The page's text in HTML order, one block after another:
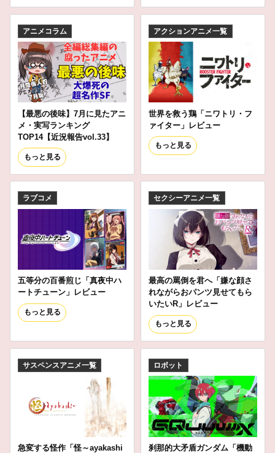
アニメコラム
【最悪の後味】7月に見たアニ
メ・実写ランキング
TOP14【近況報告vol.33】
もっと見る
アクションアニメ一覧
世界を救う鶏「ニワトリ・フ
ァイター」レビュー
もっと見る
ラブコメ
五等分の百番煎じ「真夜中ハ
ートチューン」レビュー
もっと見る
セクシーアニメ一覧
最高の罵倒を君へ「嫌な顔さ
れながらおパンツ見せてもら
いたいR」レビュー
もっと見る
サスペンスアニメ一覧
急変する怪作「怪～ayakashi
ロボット
刹那的大矛盾ガンダム「機動